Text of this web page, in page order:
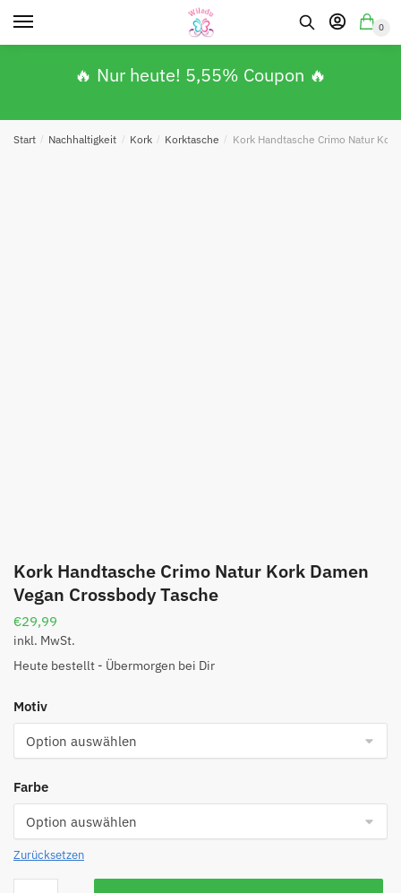
0
🔥 Nur heute! 5,55% Coupon 🔥
Start / Nachhaltigkeit / Kork / Korktasche / Kork Handtasche Crimo Natur
Kork Handtasche Crimo Natur Kork Damen
Vegan Crossbody Tasche
€29,99
inkl. MwSt.
Heute bestellt - Übermorgen bei Dir
Motiv
Farbe
Zurücksetzen